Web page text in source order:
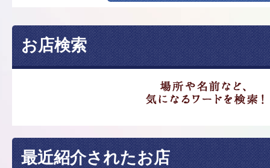
お店検索
最近紹介されたお店